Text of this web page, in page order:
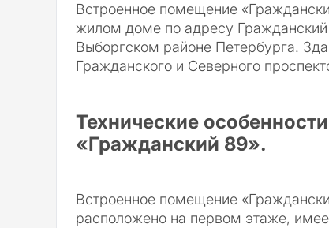
Встроенное помещение
жилом доме по адресу
Выборгском районе Петербурга.
Гражданского и Северного
Технические
«Гражданский 89».
Встроенное помещение
расположено на первом этаже,